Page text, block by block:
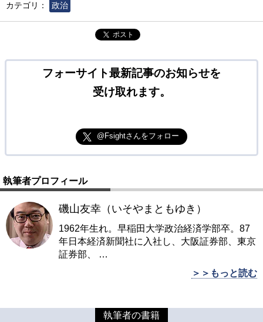
カテゴリ：
政治
ポスト
フォーサイト最新記事のお知らせを
受け取れます。
@Fsightさんをフォロー
執筆者プロフィール
磯山友幸（いそやまともゆき）
1962年生れ。早稲田大学政治経済学部卒。87
年日本経済新聞社に入社し、大阪証券部、東京
証券部、
…
＞＞もっと読む
執筆者の書籍